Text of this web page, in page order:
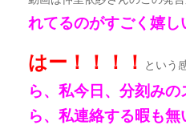
れてるのがすごく嬉し
はー！！！！ という
ら、私今日、分刻み
ら、私連絡する暇も無